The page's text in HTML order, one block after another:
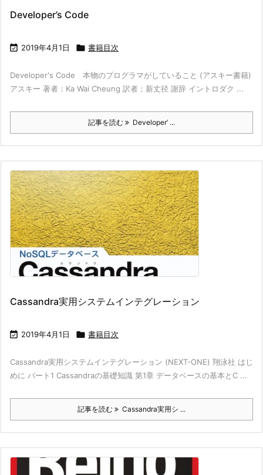
Developer’s Code
 2019年4月1日  書籍目次
Developer's Code 本物のプログラマがしていること (アスキー書籍)
アスキー 著者：Ka Wai Cheung 訳者；新丈径 謝辞 イントロダク ...
記事を読む Developer’ ...
Cassandra実用システムインテグレーション
 2019年4月1日  書籍目次
Cassandra実用システムインテグレーション (NEXT-ONE) 翔泳社 はじ
めに パート1 Cassandraの基礎知識 第1章 データベースの基本とC ...
記事を読む Cassandra実用シ ...